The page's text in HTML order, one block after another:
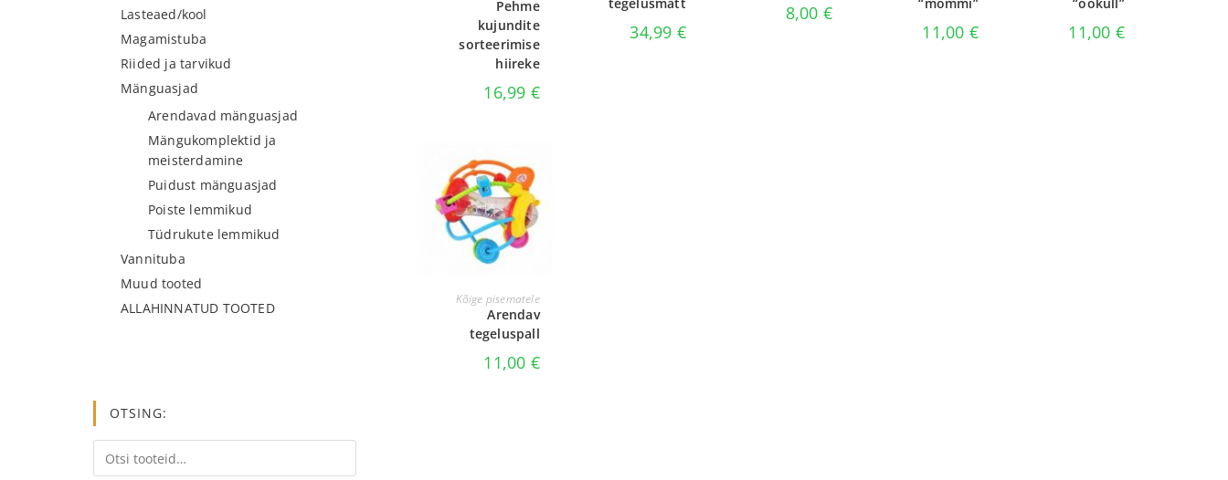
Pehme
kujundite
sorteerimise
hiireke
16,99 €
34,99 €
8,00 €
11,00 € 11,00 €
LISA KORVI
Kõige pisematele
Arendav
tegeluspall
11,00 €
Lasteaed/kool
Magamistuba
Riided ja tarvikud
Mänguasjad
Arendavad mänguasjad
Mängukomplektid ja
meisterdamine
Puidust mänguasjad
Poiste lemmikud
Tüdrukute lemmikud
Vannituba
Muud tooted
ALLAHINNATUD TOOTED
OTSING: